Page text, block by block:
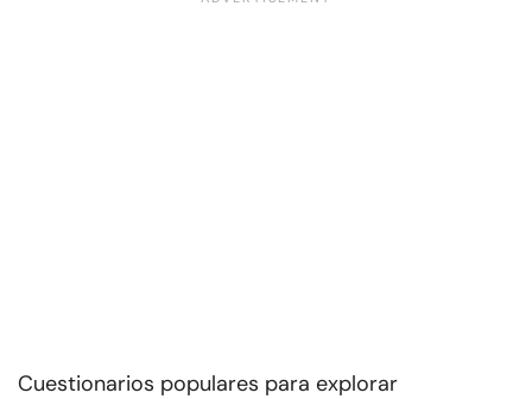
Cuestionarios populares para explorar